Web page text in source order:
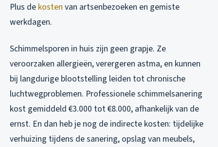
Plus de kosten van artsenbezoeken en gemiste
werkdagen.
Schimmelsporen in huis zijn geen grapje. Ze
veroorzaken allergieën, verergeren astma, en kunnen
bij langdurige blootstelling leiden tot chronische
luchtwegproblemen. Professionele schimmelsanering
kost gemiddeld €3.000 tot €8.000, afhankelijk van de
ernst. En dan heb je nog de indirecte kosten: tijdelijke
verhuizing tijdens de sanering, opslag van meubels,